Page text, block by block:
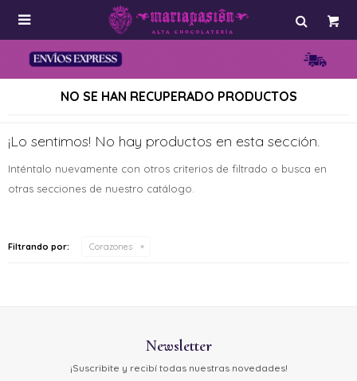

NO SE HAN RECUPERADO PRODUCTOS
¡Lo sentimos! No hay productos en esta sección.
Inténtalo nuevamente con otros criterios de filtrado o busca en
otras secciones de nuestro catálogo.
Filtrando por: Corazones
Newsletter
¡Suscribite y recibí todas nuestras novedades!